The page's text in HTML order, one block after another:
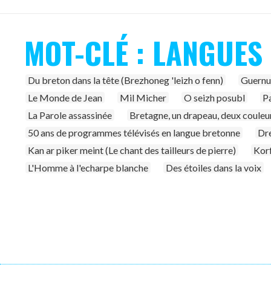
MOT-CLÉ : LANGUES
Du breton dans la tête (Brezhoneg 'leizh o fenn)
Le Monde de Jean
Mil Micher O seizh posubl
La Parole assassinée
Bretagne, un drapeau, deux
50 ans de programmes télévisés en langue bretonne
Kan ar piker meint (Le chant des tailleurs de pierre)
L'Homme à l'echarpe blanche
Des étoiles dans la voix